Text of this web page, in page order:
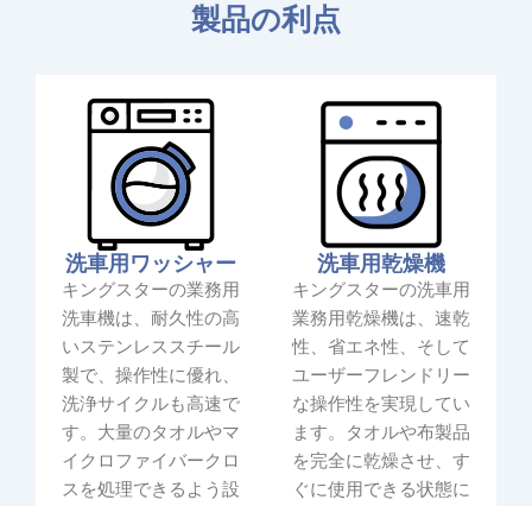
製品の利点
洗車用ワッシャー
キングスターの業務用
洗車機は、耐久性の高
いステンレススチール
製で、操作性に優れ、
洗浄サイクルも高速で
す。大量のタオルやマ
イクロファイバークロ
スを処理できるよう設
洗車用乾燥機
キングスターの洗車用
業務用乾燥機は、速乾
性、省エネ性、そして
ユーザーフレンドリー
な操作性を実現してい
ます。タオルや布製品
を完全に乾燥させ、す
ぐに使用できる状態に